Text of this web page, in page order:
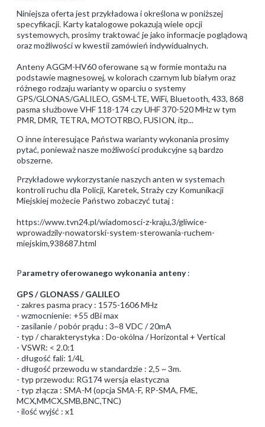
Niniejsza oferta jest przykładowa i określona w poniższej
specyfikacji. Karty katalogowe pokazują wiele opcji
systemowych, prosimy traktować je jako informacje poglądową
oraz możliwości w kwestii zamówień indywidualnych.
Anteny AGGM-HV60 oferowane są w formie montażu na
podstawie magnesowej, w kolorach czarnym lub białym oraz
różnego rodzaju warianty w oparciu o systemy
GPS/GLONAS/GALILEO, GSM-LTE, WiFi, Bluetooth, 433, 868
pasma służbowe VHF 118-174 czy UHF 370-520 MHz w tym
PMR, DMR, TETRA, MOTOTRBO, FUSION, itp...
O inne interesujące Państwa warianty wykonania prosimy
pytać, ponieważ nasze możliwości produkcyjne są bardzo
obszerne.
Przykładowe wykorzystanie naszych anten w systemach
kontroli ruchu dla Policji, Karetek, Straży czy Komunikacji
Miejskiej możecie Państwo zobaczyć tutaj :
https://www.tvn24.pl/wiadomosci-z-kraju,3/gliwice-
wprowadzily-nowatorski-system-sterowania-ruchem-
miejskim,938687.html
Parametry oferowanego wykonania anteny:
GPS / GLONASS / GALILEO
- zakres pasma pracy : 1575-1606 MHz
- wzmocnienie: +55 dBi max
- zasilanie / pobór prądu : 3~8 VDC / 20mA
- typ / charakterystyka : Do-okólna / Horizontal + Vertical
- VSWR: < 2.0:1
- długość fali: 1/4L
- długość przewodu w standardzie : 2,5 ~ 3m.
- typ przewodu: RG174 wersja elastyczna
- typ złącza : SMA-M (opcja SMA-F, RP-SMA, FME,
MCX,MMCX,SMB,BNC,TNC)
- ilość wyjść : x1